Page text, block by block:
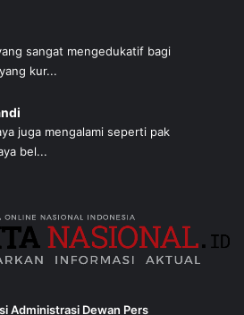
sangat mengedukatif bagi
kur...
juga mengalami seperti pak
bel...
Administrasi Dewan Pers